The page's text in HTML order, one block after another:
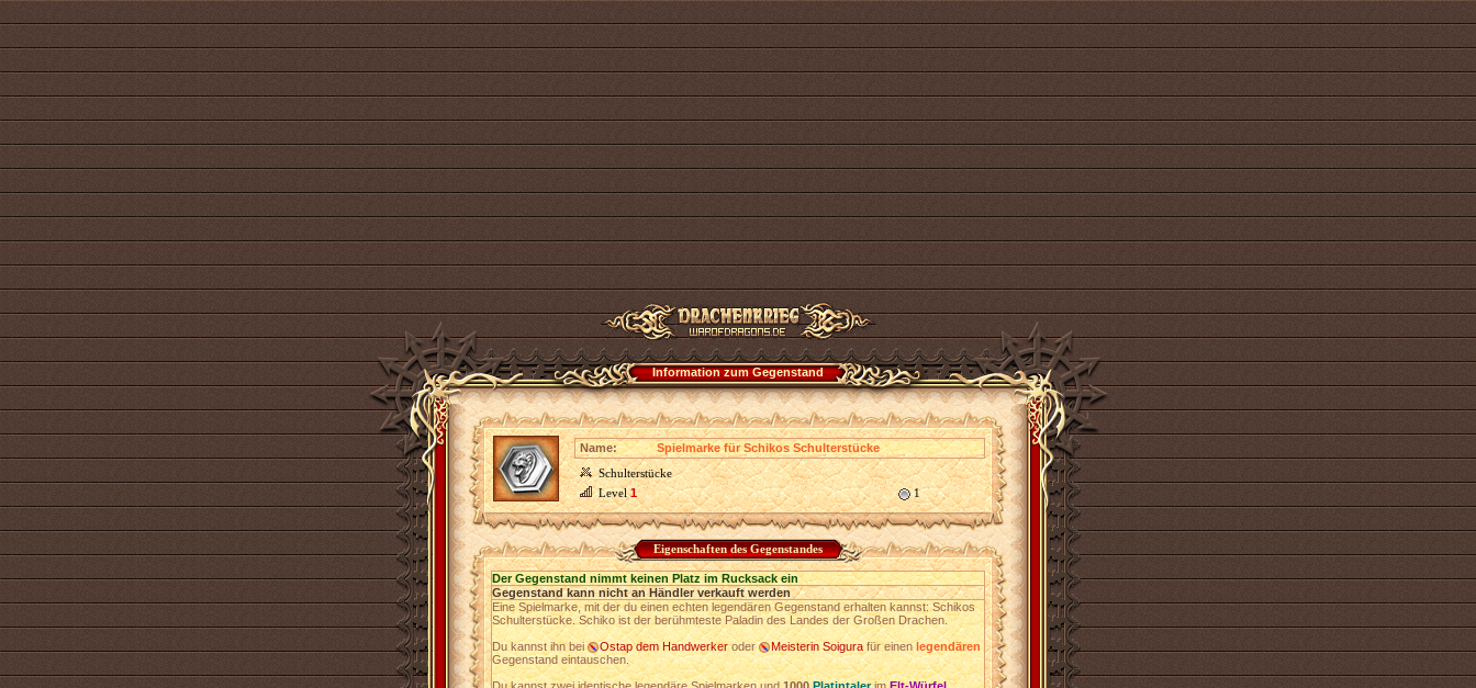
Information zum Gegenstand
Name:
Spielmarke für Schikos Schulterstücke
Schulterstücke
Level1 1
Eigenschaften des Gegenstandes
Der Gegenstand nimmt keinen Platz im Rucksack ein
Gegenstand kann nicht an Händler verkauft werden
Eine Spielmarke, mit der du einen echten legendären Gegenstand erhalten kannst: Schikos
Schulterstücke. Schiko ist der berühmteste Paladin des Landes der Großen Drachen.
Du kannst ihn bei
Ostap dem Handwerkeroder Meisterin Soigurafür einenlegendären
Gegenstand eintauschen.